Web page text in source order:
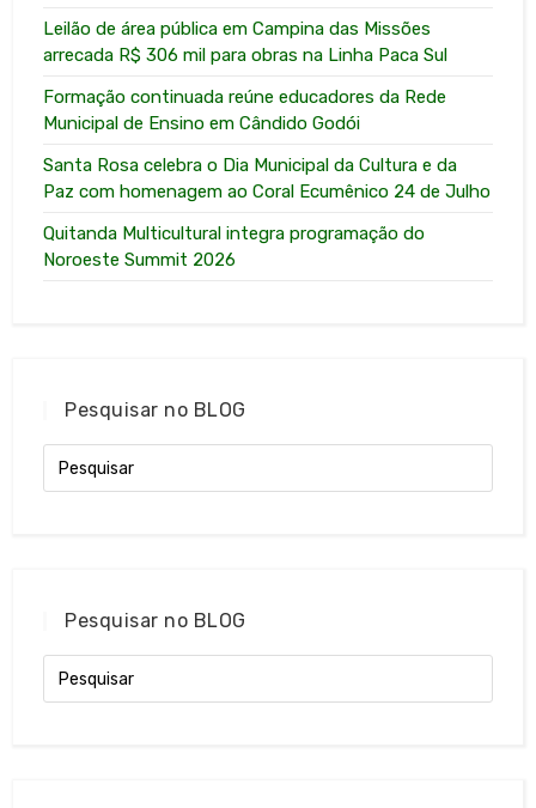
Leilão de área pública em Campina das Missões
arrecada R$ 306 mil para obras na Linha Paca Sul
Formação continuada reúne educadores da Rede
Municipal de Ensino em Cândido Godói
Santa Rosa celebra o Dia Municipal da Cultura e da
Paz com homenagem ao Coral Ecumênico 24 de Julho
Quitanda Multicultural integra programação do
Noroeste Summit 2026
Pesquisar no BLOG
Pesquisar no BLOG